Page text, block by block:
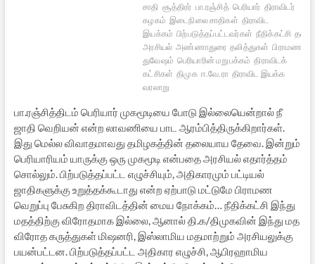
சாதி சூத்திரர் பா.ரஞ்சித் பெரியார் திராவிடர்
கழகம் இடைநிலை சாதிகள் திராவிட
இயக்கம் பிற்படுத்தப்பட்டவர்கள் நீதிக்கட்சி தலித்
அரசியல் அண்ணாதுரை தலித்துகள் பிராமண
துவேஷம் பெரியாரின் மறுபக்கம் திராவிடக்
கட்சிகள் திமுக ஈ.வே.ரா திராவிட இயக்க
வரலாறு
பா.ரஞ்சித்திடம் பெரியார் முகமூடியை போடு இல்லையென்றால் நீ
ஜாதி வெறியன் என்ற லாவணியை பாட ஆரம்பித்திருக்கிறார்கள்.
இது மெல்ல விவாதமாவது தமிழகத்தின் தலையாய தேவை. இன்றும்
பெரியாரியம் யாருக்கு ஒரு முகமூடி என்பதை அரசியல் எதார்த்தம்
சொல்லும். பிற்படுத்தப்பட்ட எழுச்சியும், அதிகாரமும் பட்டியல்
ஜாதிகளுக்கு உறுத்தக்கூடாது என்ற ஏற்பாடு மட்டுமே பிராமண
வெறுப்பு பேசுகிற திராவிடத்தின் மைய நோக்கம்… நீதிக்கட்சி இந்து
மதத்திற்கு விரோதமாக இல்லை, ஆனால் தி.க/திமுகவின் இந்து மத
விரோத கருத்துகள் மிஷனரி, இஸ்லாமிய மதமாற்றும் அரசியலுக்கு
பயன்பட்டன. பிற்படுத்தப்பட்ட அதிகார எழுச்சி, ஆபிரஹாமிய